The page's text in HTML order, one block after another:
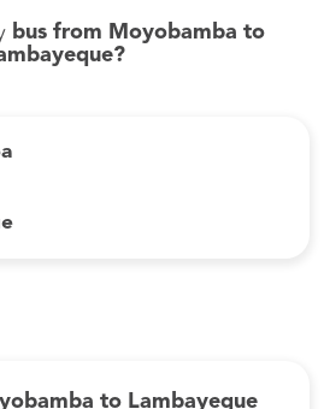
bus from Moyobamba to
to Lambayeque